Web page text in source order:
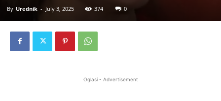
By Urednik - July 3, 2025 374 0
Oglasi - Advertisement